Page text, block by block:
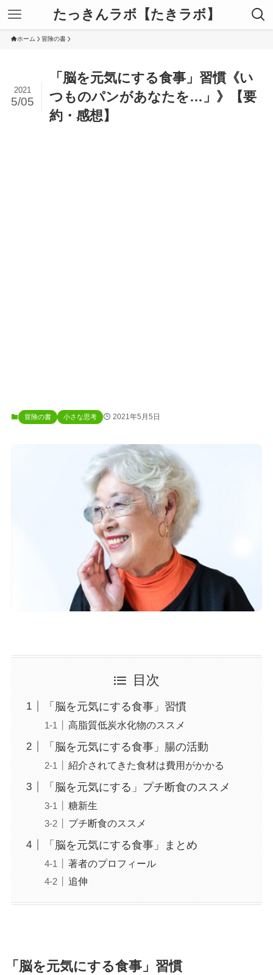
たっきんラボ【たきラボ】
ホーム 冒険の書
「脳を元気にする食事」習慣《い
つものパンがあなたを…」》【要
約・感想】
2021
5/05
冒険の書 小さな思考 2021年5月5日
目次
「脳を元気にする食事」習慣
高脂質低炭水化物のススメ
「脳を元気にする食事」腸の活動
紹介されてきた食材は費用がかかる
「脳を元気にする」プチ断食のススメ
糖新生
プチ断食のススメ
「脳を元気にする食事」まとめ
著者のプロフィール
追伸
「脳を元気にする食事」習慣